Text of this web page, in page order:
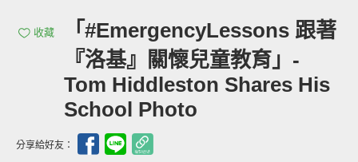
收藏
「#EmergencyLessons 跟著
『洛基』關懷兒童教育」-
Tom Hiddleston Shares His
School Photo
分享給好友：